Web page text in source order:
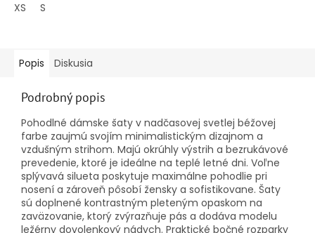
hviezdičiek.
XS S
Popis Diskusia
Podrobný popis
Pohodlné dámske šaty v nadčasovej svetlej béžovej
farbe zaujmú svojím minimalistickým dizajnom a
vzdušným strihom. Majú okrúhly výstrih a bezrukávové
prevedenie, ktoré je ideálne na teplé letné dni. Voľne
splývavá silueta poskytuje maximálne pohodlie pri
nosení a zároveň pôsobí žensky a sofistikovane. Šaty
sú doplnené kontrastným pleteným opaskom na
zaväzovanie, ktorý zvýrazňuje pás a dodáva modelu
ležérny dovolenkový nádych. Praktické bočné rozparky